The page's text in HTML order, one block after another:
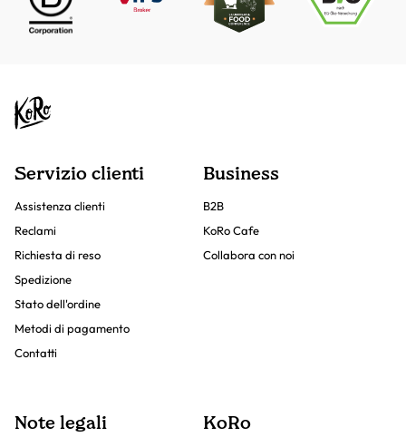
Servizio clienti
Assistenza clienti
Reclami
Richiesta di reso
Spedizione
Stato dell'ordine
Metodi di pagamento
Contatti
Business
B2B
KoRo Cafe
Collabora con noi
Note legali KoRo